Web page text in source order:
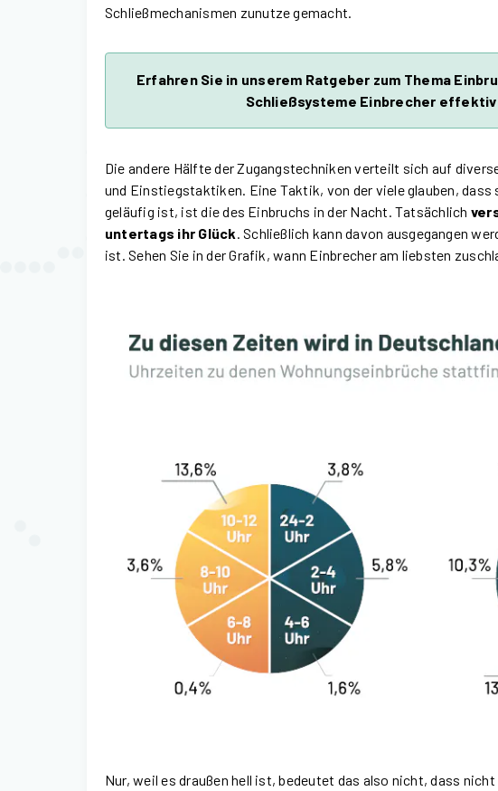
Schließmechanismen zunutze gemacht.
Erfahren Sie in unserem Ratgeber zum Thema
Schließsysteme Einbrecher
Die andere Hälfte der Zugangstechniken verteilt sich auf
und Einstiegstaktiken. Eine Taktik, von der viele glauben, dass
geläufig ist, ist die des Einbruchs in der Nacht. Tatsächlich
untertags ihr Glück. Schließlich kann davon ausgegangen
ist. Sehen Sie in der Grafik, wann Einbrecher am liebsten
Nur, weil es draußen hell ist, bedeutet das also nicht, dass